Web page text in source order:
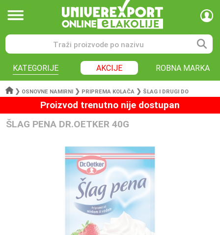
KATEGORIJE AKCIJE ROBNA MARKA
❯ OSNOVNE NAMIRNI ❯ PRIPREMA KOLAČA ❯ ŠLAG I DRUGI DO
Proizvod trenutno nije dostupan
ŠLAG PENA DR.OETKER 40G